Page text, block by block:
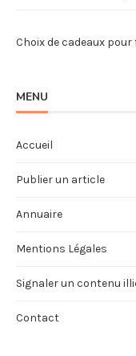
Choix de cadeaux
MENU
Accueil
Publier un article
Annuaire
Mentions Légales
Signaler un contenu
Contact